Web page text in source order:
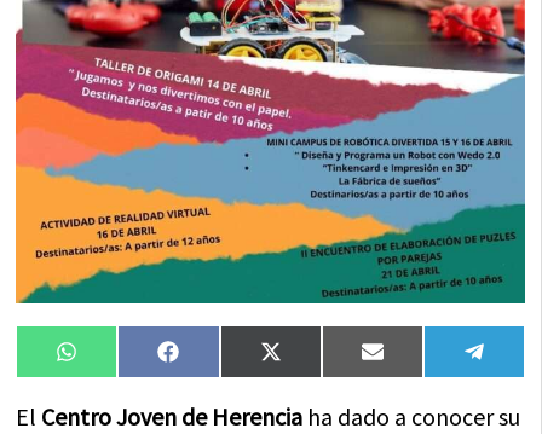
Compartir
en
WhatsAppCompartir
en
FacebookCompartir
en
X
(Twitter)
Compartir
en
Email
en
El Centro Joven de Herencia ha dado a conocer su